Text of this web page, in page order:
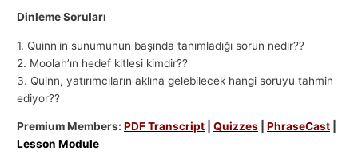
Dinleme Soruları
1. Quinn'in sunumunun başında tanımladığı sorun nedir??
2. Moolah’ın hedef kitlesi kimdir??
3. Quinn, yatırımcıların aklına gelebilecek hangi soruyu tahmin
ediyor??
Premium Members:PDF Transcript |Quizzes |PhraseCast
Lesson Module